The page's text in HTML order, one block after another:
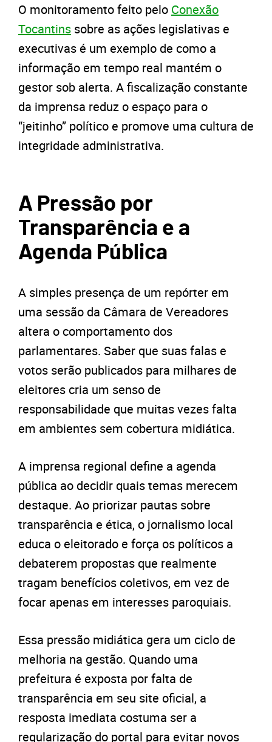
O monitoramento feito pelo Conexão
Tocantins sobre as ações legislativas e
executivas é um exemplo de como a
informação em tempo real mantém o
gestor sob alerta. A fiscalização constante
da imprensa reduz o espaço para o
“jeitinho” político e promove uma cultura de
integridade administrativa.
A Pressão por
Transparência e a
Agenda Pública
A simples presença de um repórter em
uma sessão da Câmara de Vereadores
altera o comportamento dos
parlamentares. Saber que suas falas e
votos serão publicados para milhares de
eleitores cria um senso de
responsabilidade que muitas vezes falta
em ambientes sem cobertura midiática.
A imprensa regional define a agenda
pública ao decidir quais temas merecem
destaque. Ao priorizar pautas sobre
transparência e ética, o jornalismo local
educa o eleitorado e força os políticos a
debaterem propostas que realmente
tragam benefícios coletivos, em vez de
focar apenas em interesses paroquiais.
Essa pressão midiática gera um ciclo de
melhoria na gestão. Quando uma
prefeitura é exposta por falta de
transparência em seu site oficial, a
resposta imediata costuma ser a
regularização do portal para evitar novos